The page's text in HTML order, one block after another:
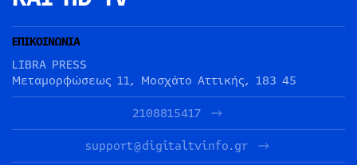
ΕΠΙΚΟΙΝΩΝΙΑ
LIBRA PRESS
Μεταμορφώσεως 11, Μοσχάτο Αττικής, 183 45
2108815417
support@digitaltvinfo.gr